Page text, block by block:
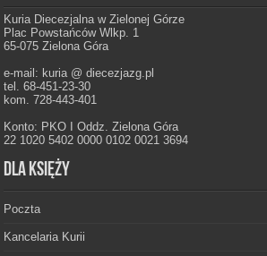
Kuria Diecezjalna w Zielonej Górze
Plac Powstańców Wlkp. 1
65-075 Zielona Góra
e-mail: kuria @ diecezjazg.pl
tel. 68-451-23-30
kom. 728-443-401
Konto: PKO I Oddz. Zielona Góra
22 1020 5402 0000 0102 0021 3694
Dla księży
Poczta
Kancelaria Kurii